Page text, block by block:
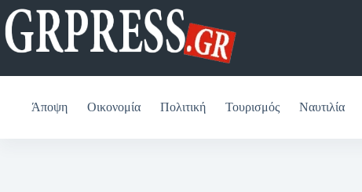
Μετάβαση
στο
περιεχόμενο
Άποψη Οικονομία Πολιτική Τουρισμός Ναυτιλία